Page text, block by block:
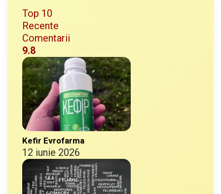
e
c
i
a
l
e
Top 10
Recente
Comentarii
9.8
Kefir Evrofarma
12 iunie 2026